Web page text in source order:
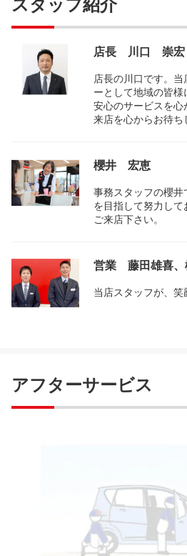
スタッフ紹介
店長 川口 崇宏
店長の川口です。
ーとして地域の皆様
安心のサービスを
来店を心からお待ち
櫻井 宏恵
事務スタッフの櫻井
を目指して努力し
ご来店下さい。
営業 藤田雄喜、
当店スタッフが、笑
アフターサービス